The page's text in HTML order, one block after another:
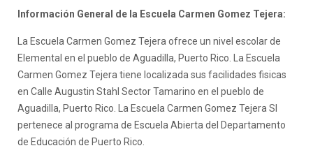
Información General de la Escuela Carmen Gomez Tejera:
La Escuela Carmen Gomez Tejera ofrece un nivel escolar de
Elemental en el pueblo de Aguadilla, Puerto Rico. La Escuela
Carmen Gomez Tejera tiene localizada sus facilidades fisicas
en Calle Augustin Stahl Sector Tamarino en el pueblo de
Aguadilla, Puerto Rico. La Escuela Carmen Gomez Tejera SI
pertenece al programa de Escuela Abierta del Departamento
de Educación de Puerto Rico.